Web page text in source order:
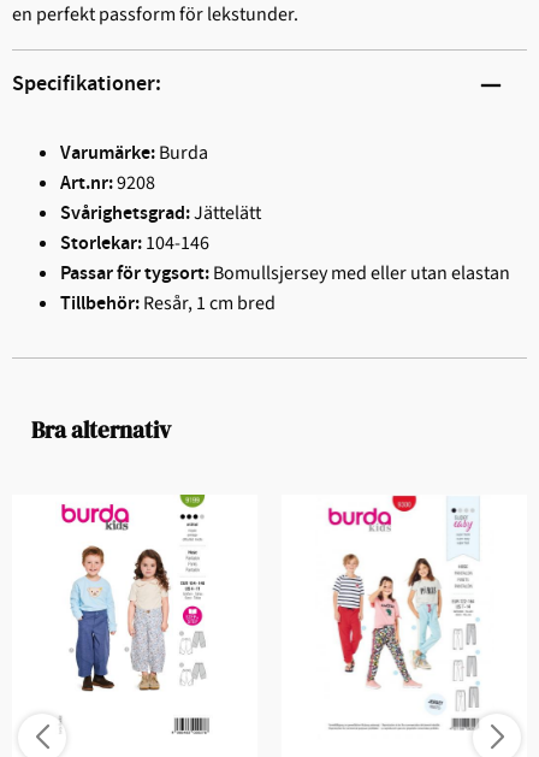
en perfekt passform för lekstunder.
Specifikationer:
Varumärke:Burda
Art.nr:9208
Svårighetsgrad:Jättelätt
Storlekar:104-146
Passar för tygsort:Bomullsjersey med eller utan elastan
Tillbehör:Resår, 1 cm bred
Bra alternativ